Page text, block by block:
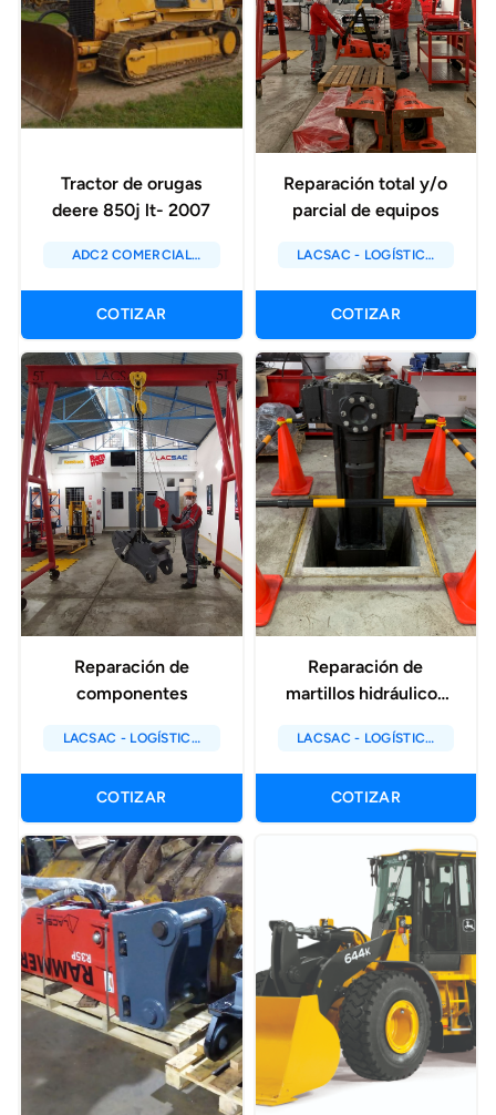
Tractor de orugas
deere 850j lt- 2007
ADC2 COMERCIAL
COTIZAR
Reparación total y/o
parcial de equipos
LACSAC - LOGÍSTICA
CONSULTORES S.A.C
COTIZAR
Reparación de
componentes
LACSAC - LOGÍSTICA
CONSULTORES S.A.C
COTIZAR
Reparación de
martillos hidráulicos
LACSAC - LOGÍSTICA
CONSULTORES S.A.C
COTIZAR